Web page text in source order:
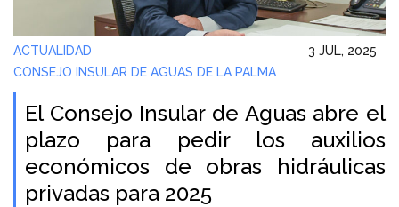
ACTUALIDAD
3 JUL, 2025
CONSEJO INSULAR DE AGUAS DE LA PALMA
El Consejo Insular de Aguas abre el
plazo para pedir los auxilios
económicos de obras hidráulicas
privadas para 2025